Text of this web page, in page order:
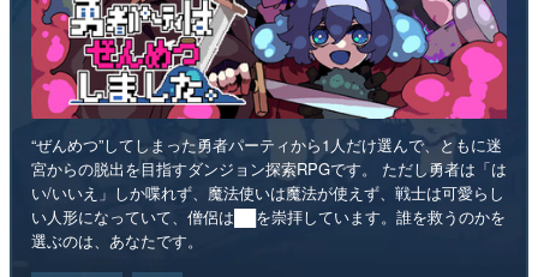
“ぜんめつ”してしまった勇者パーティから1人だけ選んで、ともに迷
宮からの脱出を目指すダンジョン探索RPGです。 ただし勇者は「は
い/いいえ」しか喋れず、魔法使いは魔法が使えず、戦士は可愛らし
い人形になっていて、僧侶は██を崇拝しています。誰を救うのかを
選ぶのは、あなたです。